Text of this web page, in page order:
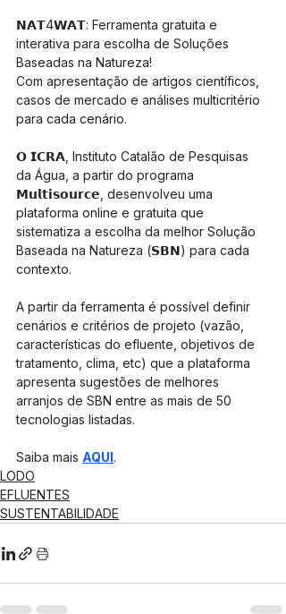
𝗡𝗔𝗧4𝗪𝗔𝗧: Ferramenta gratuita e
interativa para escolha de Soluções
Baseadas na Natureza!
Com apresentação de artigos científicos,
casos de mercado e análises multicritério
para cada cenário.
𝗢 𝗜𝗖𝗥𝗔, Instituto Catalão de Pesquisas
da Água, a partir do programa
𝗠𝘂𝗹𝘁𝗶𝘀𝗼𝘂𝗿𝗰𝗲, desenvolveu uma
plataforma online e gratuita que
sistematiza a escolha da melhor Solução
Baseada na Natureza (𝗦𝗕𝗡) para cada
contexto.
A partir da ferramenta é possível definir
cenários e critérios de projeto (vazão,
características do efluente, objetivos de
tratamento, clima, etc) que a plataforma
apresenta sugestões de melhores
arranjos de SBN entre as mais de 50
tecnologias listadas.
Saiba mais AQUI.
LODO
EFLUENTES
SUSTENTABILIDADE